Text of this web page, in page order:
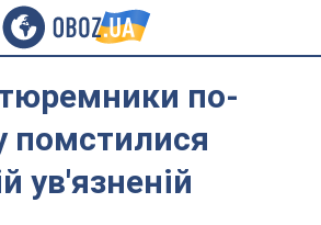
тюремники по-
помстилися
ув'язненій